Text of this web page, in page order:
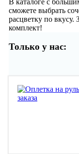
В каталоге с
сможете выбрать
расцветку по вкусу.
комплект!
Только у нас: